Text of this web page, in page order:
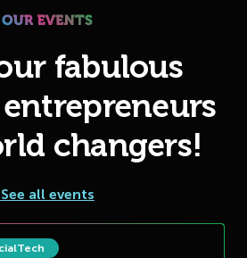
fabulous
changers!
See all events
Tech